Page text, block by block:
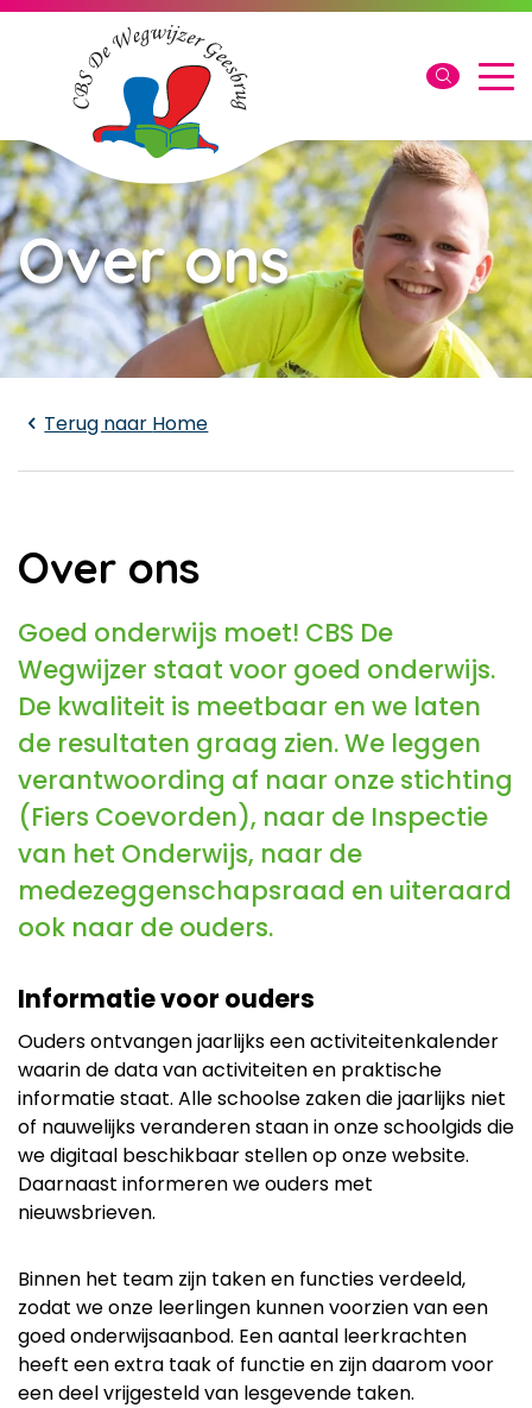
Laden...
Over ons
Terug naar Home
Over ons
Goed onderwijs moet! CBS De
Wegwijzer staat voor goed onderwijs.
De kwaliteit is meetbaar en we laten
de resultaten graag zien. We leggen
verantwoording af naar onze stichting
(Fiers Coevorden), naar de Inspectie
van het Onderwijs, naar de
medezeggenschapsraad en uiteraard
ook naar de ouders.
Informatie voor ouders
Ouders ontvangen jaarlijks een activiteitenkalender
waarin de data van activiteiten en praktische
informatie staat. Alle schoolse zaken die jaarlijks niet
of nauwelijks veranderen staan in onze schoolgids die
we digitaal beschikbaar stellen op onze website.
Daarnaast informeren we ouders met
nieuwsbrieven.
Binnen het team zijn taken en functies verdeeld,
zodat we onze leerlingen kunnen voorzien van een
goed onderwijsaanbod. Een aantal leerkrachten
heeft een extra taak of functie en zijn daarom voor
een deel vrijgesteld van lesgevende taken.